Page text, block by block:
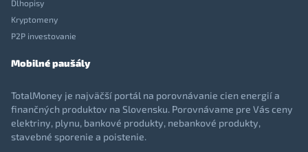
Dlhopisy
Kryptomeny
P2P investovanie
Mobilné paušály
TotalMoney je najväčší portál na porovnávanie cien energií a
finančných produktov na Slovensku. Porovnávame pre Vás ceny
elektriny, plynu, bankové produkty, nebankové produkty,
stavebné sporenie a poistenie.